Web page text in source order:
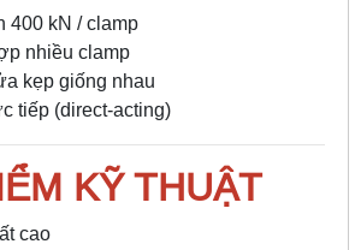
400 kN / clamp
nhiều clamp
kẹp giống nhau
tiếp (direct-acting)
KỸ THUẬT
cao